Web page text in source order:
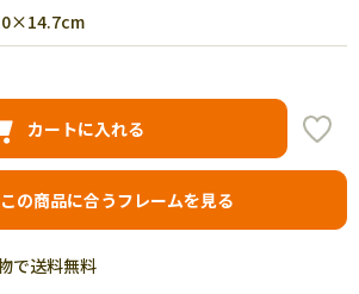
カートに入れる
この商品に合うフレームを見る
で送料無料